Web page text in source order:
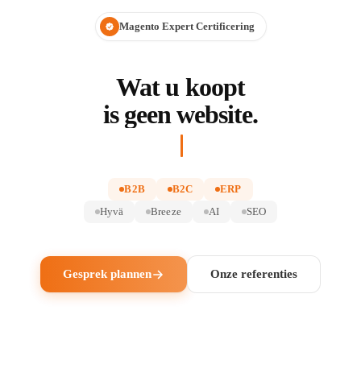
Magento Expert Certificering
Wat u koopt
is geen website.
B2B B2C
ERP
Hyvä
Breeze AI SEO
Gesprek plannen Onze referenties